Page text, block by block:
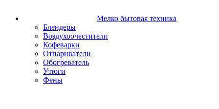
Мелко бытовая техника
Блендеры
Воздухоочестители
Кофеварки
Отпариватели
Обогреватель
Утюги
Фены